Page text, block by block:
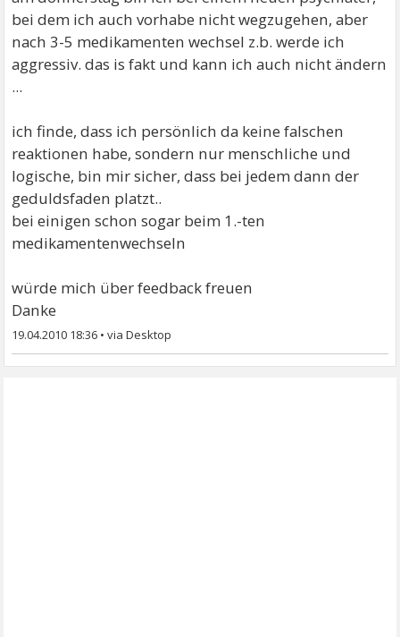
bei dem ich auch vorhabe nicht wegzugehen, aber
nach 3-5 medikamenten wechsel z.b. werde ich
aggressiv. das is fakt und kann ich auch nicht ändern
...
ich finde, dass ich persönlich da keine falschen
reaktionen habe, sondern nur menschliche und
logische, bin mir sicher, dass bei jedem dann der
geduldsfaden platzt..
bei einigen schon sogar beim 1.-ten
medikamentenwechseln
würde mich über feedback freuen
Danke
19.04.2010 18:36 •